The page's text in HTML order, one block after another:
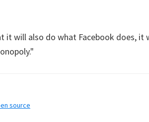
it will also do what Facebook does,
source